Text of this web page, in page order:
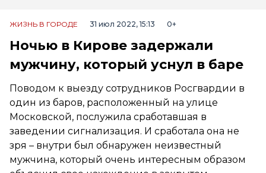
ЖИЗНЬ В ГОРОДЕ 31 июл 2022, 15:13 0+
Ночью в Кирове задержали
мужчину, который уснул в баре
Поводом к выезду сотрудников Росгвардии в
один из баров, расположенный на улице
Московской, послужила сработавшая в
заведении сигнализация. И сработала она не
зря – внутри был обнаружен неизвестный
мужчина, который очень интересным образом